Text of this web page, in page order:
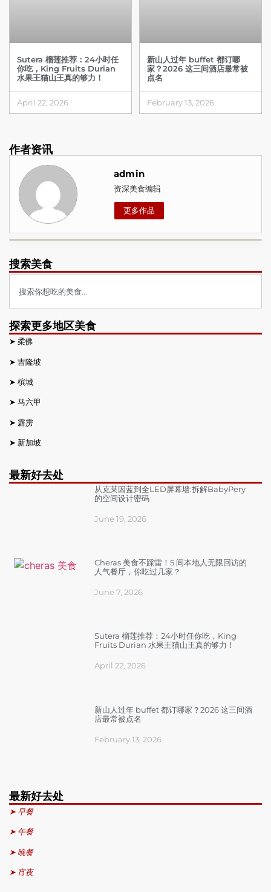
Sutera 榴莲推荐：24小时任
你吃，King Fruits Durian
水果王猫山王真的够力！
April 22, 2026
新山人过年 buffet 都订哪
家？2026 这三间酒店最常被
点名
February 13, 2026
作者资讯
admin
资深美食编辑
更多作品
搜索美食
探索更多地区美食
➤ 柔佛
➤ 吉隆坡
➤ 槟城
➤ 马六甲
➤ 霹雳
➤ 新加坡
最新好去处
从克莱因蓝到全LED屏幕墙:拆解BabyPery
的空间设计密码
June 19, 2026
Cheras 美食不踩雷！5 间本地人无限回访的
人气餐厅，你吃过几家？
June 7, 2026
Sutera 榴莲推荐：24小时任你吃，King
Fruits Durian 水果王猫山王真的够力！
April 22, 2026
新山人过年 buffet 都订哪家？2026 这三间酒
店最常被点名
February 13, 2026
最新好去处
➤ 早餐
➤ 午餐
➤ 晚餐
➤ 宵夜